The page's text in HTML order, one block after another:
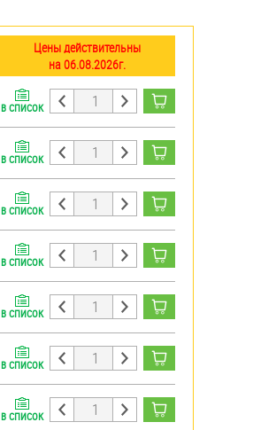
Цены действительны
на 06.08.2026г.
В СПИСОК
В СПИСОК
В СПИСОК
В СПИСОК
В СПИСОК
В СПИСОК
В СПИСОК